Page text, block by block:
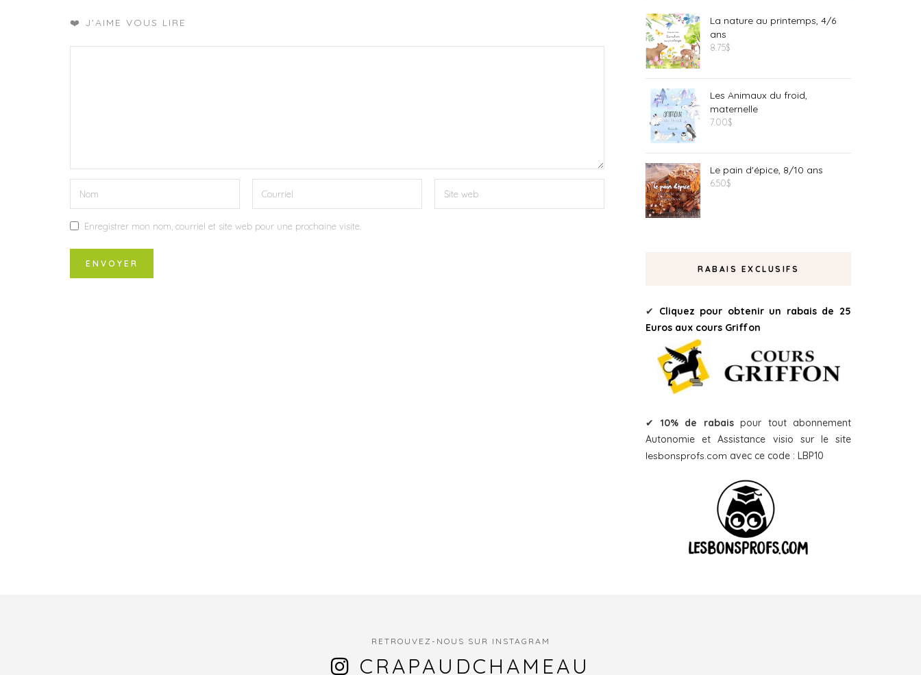
❤️ J'AIME VOUS LIRE
Enregistrer mon nom, courriel et site web pour une prochaine visite.
La nature au printemps, 4/6
ans
8.75$
Les Animaux du froid,
maternelle
7.00$
Le pain d'épice, 8/10 ans
6.50$
RABAIS EXCLUSIFS
✔ Cliquez pour obtenir un rabais de 25
Euros aux cours Griffon
✔ 10% de rabaispour tout abonnement
Autonomie et Assistance visio sur le site
lesbonsprofs.com avec ce code : LBP10
RETROUVEZ-NOUS SUR INSTAGRAM
CRAPAUDCHAMEAU